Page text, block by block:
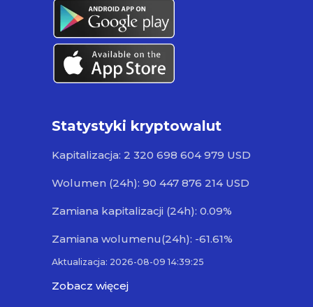
Statystyki kryptowalut
Kapitalizacja: 2 320 698 604 979 USD
Wolumen (24h): 90 447 876 214 USD
Zamiana kapitalizacji (24h): 0.09%
Zamiana wolumenu(24h): -61.61%
Aktualizacja: 2026-08-09 14:39:25
Zobacz więcej